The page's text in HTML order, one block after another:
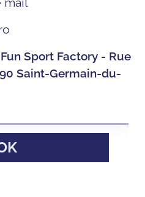
Sport Factory - Rue
Saint-Germain-du-